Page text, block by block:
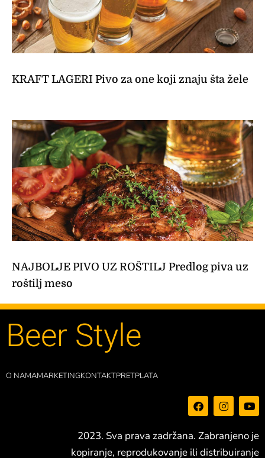
KRAFT LAGERI Pivo za one koji znaju šta žele
NAJBOLJE PIVO UZ ROŠTILJ Predlog piva uz
roštilj meso
Beer Style
O NAMAMARKETINGKONTAKTPRETPLATA
F
a
c
e
b
o
I
n
s
a
g
Y
o
u
u
b
2023. Sva prava zadržana. Zabranjeno je
kopiranje, reprodukovanje ili distribuiranje